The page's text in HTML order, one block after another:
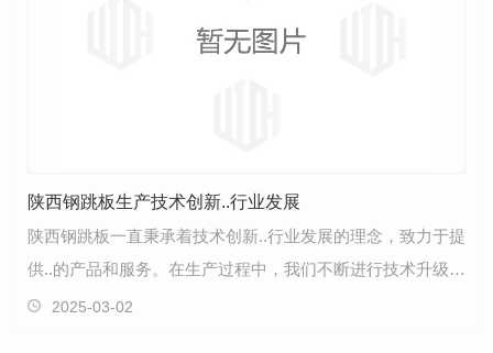
陕西钢跳板生产技术创新..行业发展
陕西钢跳板一直秉承着技术创新..行业发展的理念，致力于提
供..的产品和服务。在生产过程中，我们不断进行技术升级和
创新，以..产品质量达到..水平。通过引进..的生…
2025-03-02